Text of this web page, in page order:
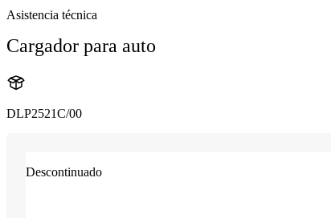
Asistencia técnica
Cargador para auto
DLP2521C/00
Descontinuado